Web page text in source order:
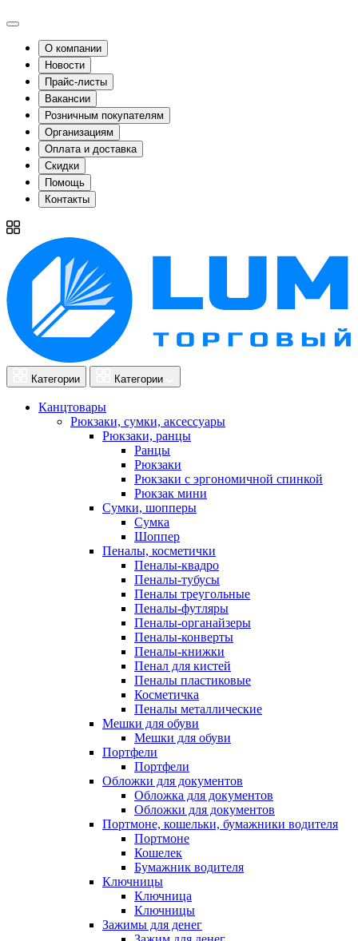
О компании
Новости
Прайс-листы
Вакансии
Розничным покупателям
Организациям
Оплата и доставка
Скидки
Помощь
Контакты
Категории Категории
Канцтовары
Рюкзаки, сумки, аксессуары
Рюкзаки, ранцы
Ранцы
Рюкзаки
Рюкзаки с эргономичной спинкой
Рюкзак мини
Сумки, шопперы
Сумка
Шоппер
Пеналы, косметички
Пеналы-квадро
Пеналы-тубусы
Пеналы треугольные
Пеналы-футляры
Пеналы-органайзеры
Пеналы-конверты
Пеналы-книжки
Пенал для кистей
Пеналы пластиковые
Косметичка
Пеналы металлические
Мешки для обуви
Мешки для обуви
Портфели
Портфели
Обложки для документов
Обложка для документов
Обложки для документов
Портмоне, кошельки, бумажники водителя
Портмоне
Кошелек
Бумажник водителя
Ключницы
Ключница
Ключницы
Зажимы для денег